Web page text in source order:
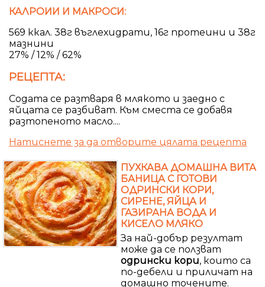
КАЛРОИИ И МАКРОСИ:
569 ккал. 38г въглехидрати, 16г протеини и 38г
мазнини
27% / 12% / 62%
РЕЦЕПТА:
Содата се разтваря в млякото и заедно с
яйцата се разбиват. Към сместа се добавя
разтопеното масло....
Натиснете за да отворите цялата рецепта
ПУХКАВА ДОМАШНА ВИТА
БАНИЦА С ГОТОВИ
ОДРИНСКИ КОРИ,
СИРЕНЕ, ЯЙЦА И
ГАЗИРАНА ВОДА И
КИСЕЛО МЛЯКО
За най-добър резултат
може да се ползват
одрински кори, които са
по-дебели и приличат на
домашно точените.